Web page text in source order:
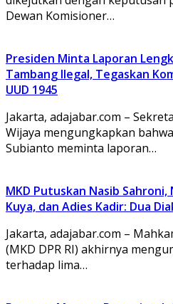
Dewan Komisioner…
Presiden Minta Laporan
Tambang Ilegal, Tegaskan
UUD 1945
Jakarta, adajabar.com –
Wijaya mengungkapkan
Subianto meminta laporan…
MKD Putuskan Nasib Sahroni,
Kuya, dan Adies Kadir: Dua
Jakarta, adajabar.com –
(MKD DPR RI) akhirnya
terhadap lima…